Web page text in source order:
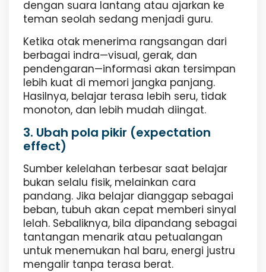
dengan suara lantang atau ajarkan ke
teman seolah sedang menjadi guru.
Ketika otak menerima rangsangan dari
berbagai indra—visual, gerak, dan
pendengaran—informasi akan tersimpan
lebih kuat di memori jangka panjang.
Hasilnya, belajar terasa lebih seru, tidak
monoton, dan lebih mudah diingat.
3. Ubah pola pikir (expectation
effect)
Sumber kelelahan terbesar saat belajar
bukan selalu fisik, melainkan cara
pandang. Jika belajar dianggap sebagai
beban, tubuh akan cepat memberi sinyal
lelah. Sebaliknya, bila dipandang sebagai
tantangan menarik atau petualangan
untuk menemukan hal baru, energi justru
mengalir tanpa terasa berat.